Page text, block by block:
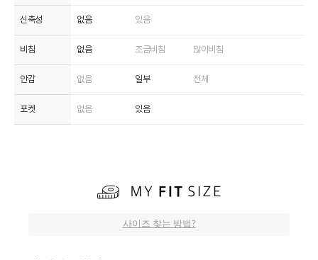
신축성 없음 있음
비침 없음 조금비침 많이비침
안감 없음 일부 전체
포켓 없음 있음